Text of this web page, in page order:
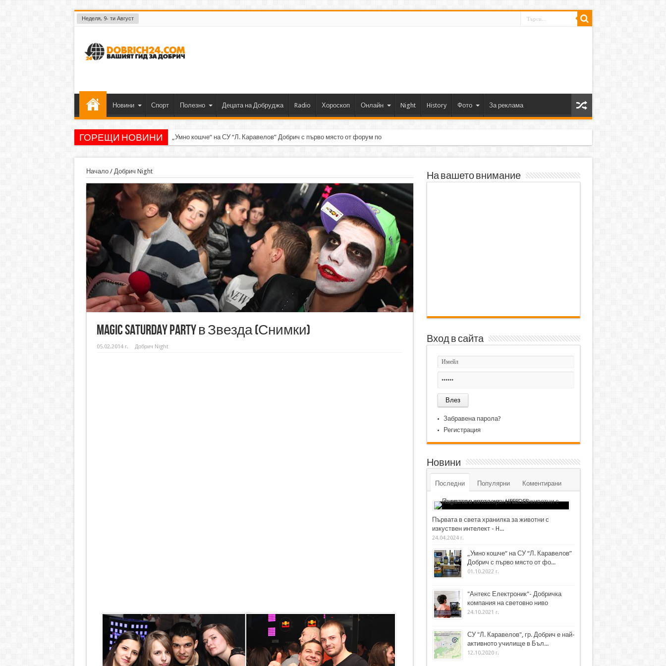
Неделя, 9- ти Август
Новини Спорт Полезно Децата на Добруджа Radio Хороскоп Онлайн Night History Фото За реклама
ГОРЕЩИ НОВИНИ „Умно кошче“ на СУ “Л. Каравелов” Добрич с първо място от форум по роботика
Начало/ Добрич Night
MAGIC SATURDAY PARTY в Звезда (Снимки)
05.02.2014 г. Добрич Night
На вашето внимание
Вход в сайта
Забравена парола?
Регистрация
Новини
Последни Популярни Коментирани
Първата в света хранилка за животни с
изкуствен интелект - H...
24.04.2024 г.
„Умно кошче“ на СУ “Л. Каравелов”
Добрич с първо място от фо...
01.10.2022 г.
"Антекс Електроник"- Добричка
компания на световно ниво
24.10.2021 г.
СУ "Л. Каравелов", гр. Добрич е най-
активното училище в Бъл...
12.10.2020 г.